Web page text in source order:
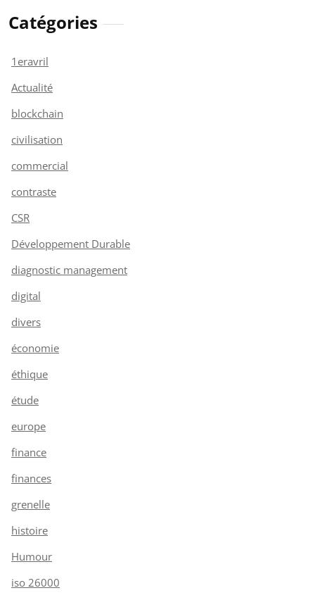
Catégories
1eravril
Actualité
blockchain
civilisation
commercial
contraste
CSR
Développement Durable
diagnostic management
digital
divers
économie
éthique
étude
europe
finance
finances
grenelle
histoire
Humour
iso 26000